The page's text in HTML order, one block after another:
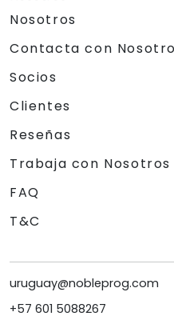
Nosotros
Contacta con
Socios
Clientes
Reseñas
Trabaja con Nosotros
FAQ
T&C
uruguay@nobleprog.com
+57 601 5088267